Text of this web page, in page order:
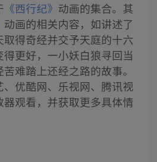
《西行纪》 动画的集合。其
动画的相关内容，如讲述了
得奇经并交予天庭的十六
更好，一小妖白狼寻回当
难踏上还经之路的故事。
优酷网、乐视网、腾讯视
观看，并获取更多具体情